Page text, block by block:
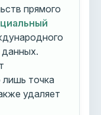
прямого
точка
удаляет